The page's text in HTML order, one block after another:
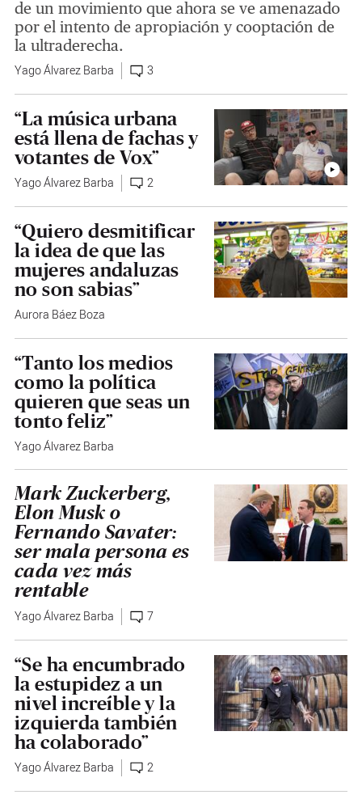
de un movimiento que ahora se ve amenazado
por el intento de apropiación y cooptación de
la ultraderecha.
Yago Álvarez Barba 3
“La música urbana
está llena de fachas y
votantes de Vox”
Yago Álvarez Barba 2
“Quiero desmitificar
la idea de que las
mujeres andaluzas
no son sabias”
Aurora Báez Boza
“Tanto los medios
como la política
quieren que seas un
tonto feliz”
Yago Álvarez Barba
Mark Zuckerberg,
Elon Musk o
Fernando Savater:
ser mala persona es
cada vez más
rentable
Yago Álvarez Barba 7
“Se ha encumbrado
la estupidez a un
nivel increíble y la
izquierda también
ha colaborado”
Yago Álvarez Barba 2